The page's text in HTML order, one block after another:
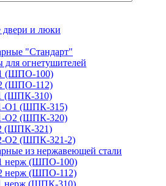
и люки
"Стандарт"
для огнетушителей
(ШПО-100)
(ШПО-112)
(ШПК-310)
О1 (ШПК-315)
О2 (ШПК-320)
(ШПК-321)
(ШПК-321-2)
из нержавеющей стали
(ШПО-100)
(ШПО-112)
(ШПК-310)